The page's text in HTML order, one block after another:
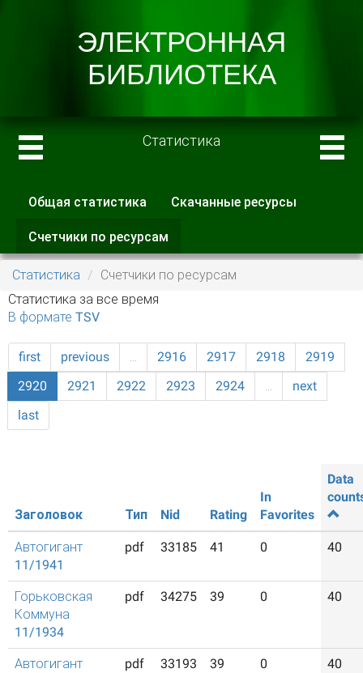
Статистика
Главные вкладки
Общая статистика Скачанные ресурсы
Счетчики по ресурсам
вкладка)
Статистика
Счетчики по ресурсам
Статистика за все время
В формате TSV
first previous … 2916 2917 2918
2919
2920
2921 2922 2923 2924 …
next
last
Заголовок Тип Nid Rating
In
Favorites
Data
Автогигант
11/1941
pdf 33185 41 0 40
Горьковская
Коммуна
11/1934
pdf 34275 39 0 40
Автогигант
pdf 33193 39 0 40